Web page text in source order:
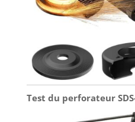
bouchons
lunettes de
Test du perforateur